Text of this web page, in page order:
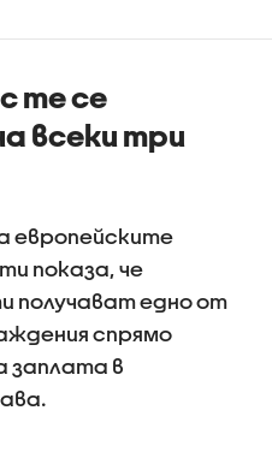
те се
всеки три
европейските
показа, че
получават едно от
спрямо
заплата в